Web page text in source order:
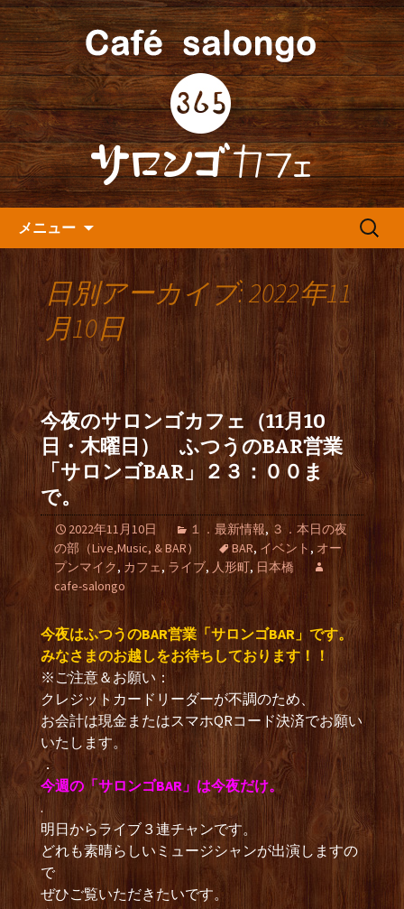
人形町の『365(サロンゴ)カフ
ェ』よりお知らせ
人形町の音楽カフェ『365カフェ』より
最新情報をお届けします。
メニュー
検
日別アーカイブ: 2022年11
月10日
今夜のサロンゴカフェ（11月10
日・木曜日） ふつうのBAR営業
「サロンゴBAR」２３：００ま
で。
2022年11月10日 １．最新情報, ３．本日の夜
の部（Live,Music, & BAR）
BAR, イベント , オー
プンマイク, カフェ, ライブ, 人形町, 日本橋
cafe-salongo
今夜はふつうのBAR営業「サロンゴBAR」です。
みなさまのお越しをお待ちしております！！
※ご注意＆お願い：
クレジットカードリーダーが不調のため、
お会計は現金またはスマホQRコード決済でお願い
いたします。
．
今週の「サロンゴBAR」は今夜だけ。
.
明日からライブ３連チャンです。
どれも素晴らしいミュージシャンが出演しますの
で
ぜひご覧いただきたいです。